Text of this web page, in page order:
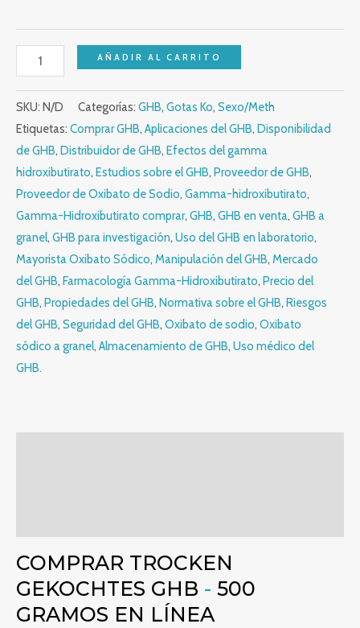
AÑADIR AL CARRITO
SKU: N/D Categorías: GHB, Gotas Ko, Sexo/Meth
Etiquetas: Comprar GHB, Aplicaciones del GHB, Disponibilidad
de GHB, Distribuidor de GHB, Efectos del gamma
hidroxibutirato, Estudios sobre el GHB, Proveedor de GHB,
Proveedor de Oxibato de Sodio, Gamma-hidroxibutirato,
Gamma-Hidroxibutirato comprar, GHB, GHB en venta, GHB a
granel, GHB para investigación, Uso del GHB en laboratorio,
Mayorista Oxibato Sódico, Manipulación del GHB, Mercado
del GHB, Farmacología Gamma-Hidroxibutirato, Precio del
GHB, Propiedades del GHB, Normativa sobre el GHB, Riesgos
del GHB, Seguridad del GHB, Oxibato de sodio, Oxibato
sódico a granel, Almacenamiento de GHB, Uso médico del
GHB.
COMPRAR TROCKEN
GEKOCHTES GHB - 500
GRAMOS EN LÍNEA